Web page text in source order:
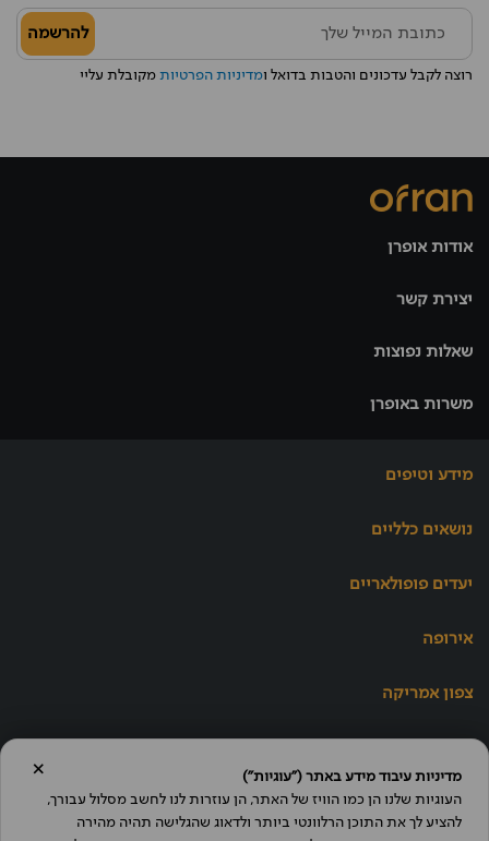
×
מדיניות עיבוד מידע באתר ("עוגיות")
רוצה לקבל עדכונים והטבות בדואל ומדיניות הפרטיות מקובלת עליי
להרשמה
אודות אופרן
יצירת קשר
שאלות נפוצות
משרות באופרן
מידע וטיפים
נושאים כלליים
יעדים פופולאריים
אירופה
צפון אמריקה
אופרן נושאת את תו
אמון הציבור